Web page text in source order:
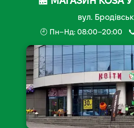
вул.
🕘 Пн–Нд: 08:00–20:00